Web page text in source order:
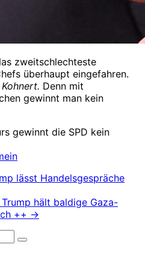
zweitschlechteste
überhaupt eingefahren.
Denn mit
gewinnt man kein
gewinnt die SPD kein
lässt Handelsgespräche
hält baldige Gaza-
++ →